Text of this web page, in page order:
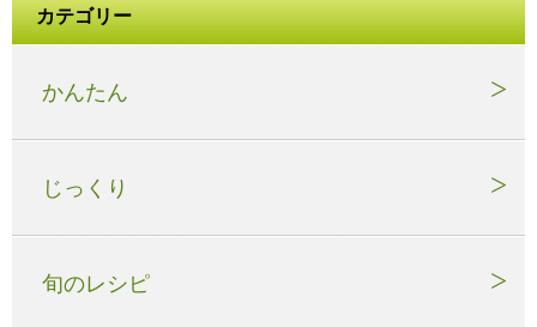
カテゴリー
かんたん
じっくり
旬のレシピ